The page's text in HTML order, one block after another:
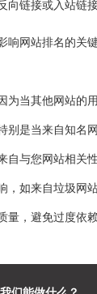
向链接或入站链
响网站排名的
为当其他网站
别是当来自知
自与您网站相
，如来自垃圾
量，避免过度